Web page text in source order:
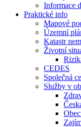
Informace
Praktické info
Mapové
Územní
Katastr
Životní
CEDES
Společná
Služby v